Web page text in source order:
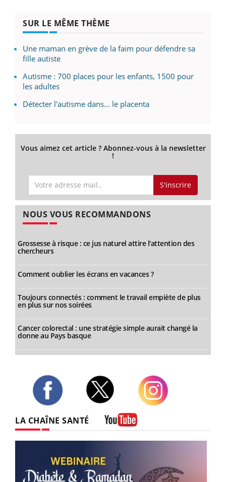
SUR LE MÊME THÈME
Une maman en grève de la faim pour défendre sa
fille autiste
Autisme : 700 places pour les enfants, 1500 pour
les adultes
Détecter l'autisme dans... le placenta
Vous aimez cet article ? Abonnez-vous à la newsletter
!
S'inscrire
NOUS VOUS RECOMMANDONS
Grossesse à risque : ce jus naturel attire l'attention des
chercheurs
Comment oublier les écrans en vacances ?
Toujours connectés : comment le travail empiète de plus
en plus sur nos soirées
Cancer colorectal : une stratégie simple aurait changé la
donne au Pays basque
LA CHAÎNE SANTÉ